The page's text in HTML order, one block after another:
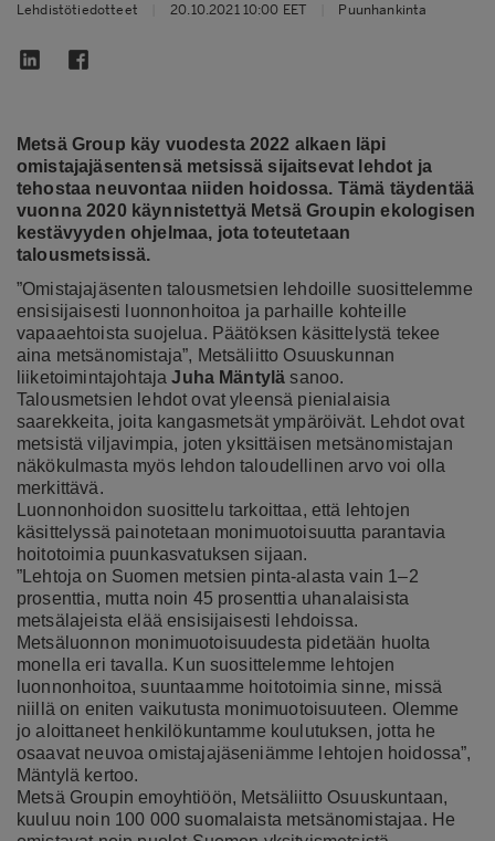
Lehdistötiedotteet 20.10.2021 10:00 EET Puunhankinta
Metsä Group käy vuodesta 2022 alkaen läpi
omistajajäsentensä metsissä sijaitsevat lehdot ja
tehostaa neuvontaa niiden hoidossa. Tämä täydentää
vuonna 2020 käynnistettyä Metsä Groupin ekologisen
kestävyyden ohjelmaa, jota toteutetaan
talousmetsissä.
”Omistajajäsenten talousmetsien lehdoille suosittelemme
ensisijaisesti luonnonhoitoa ja parhaille kohteille
vapaaehtoista suojelua. Päätöksen käsittelystä tekee
aina metsänomistaja”, Metsäliitto Osuuskunnan
liiketoimintajohtajaJuha Mäntylä sanoo.
Talousmetsien lehdot ovat yleensä pienialaisia
saarekkeita, joita kangasmetsät ympäröivät. Lehdot ovat
metsistä viljavimpia, joten yksittäisen metsänomistajan
näkökulmasta myös lehdon taloudellinen arvo voi olla
merkittävä.
Luonnonhoidon suosittelu tarkoittaa, että lehtojen
käsittelyssä painotetaan monimuotoisuutta parantavia
hoitotoimia puunkasvatuksen sijaan.
”Lehtoja on Suomen metsien pinta-alasta vain 1–2
prosenttia, mutta noin 45 prosenttia uhanalaisista
metsälajeista elää ensisijaisesti lehdoissa.
Metsäluonnon monimuotoisuudesta pidetään huolta
monella eri tavalla. Kun suosittelemme lehtojen
luonnonhoitoa, suuntaamme hoitotoimia sinne, missä
niillä on eniten vaikutusta monimuotoisuuteen. Olemme
jo aloittaneet henkilökuntamme koulutuksen, jotta he
osaavat neuvoa omistajajäseniämme lehtojen hoidossa”,
Mäntylä kertoo.
Metsä Groupin emoyhtiöön, Metsäliitto Osuuskuntaan,
kuuluu noin 100 000 suomalaista metsänomistajaa. He